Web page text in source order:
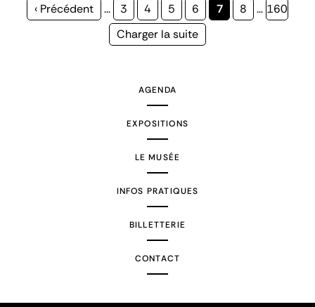
Page
‹ Précédent … Page
3 Page
4 Page
5 Page
6
Page
7 Page
8 … Page
160
Page
Charger la suite
AGENDA
EXPOSITIONS
LE MUSÉE
INFOS PRATIQUES
BILLETTERIE
CONTACT